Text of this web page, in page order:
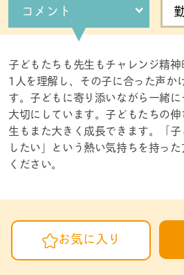
コメント
子どもたちも先生もチャレンジ精
1人を理解し、その子に合った声か
す。子どもに寄り添いながら一緒
大切にしています。子どもたちの
生もまた大きく成長できます。「
したい」という熱い気持ちを持っ
ください。
お気に入り